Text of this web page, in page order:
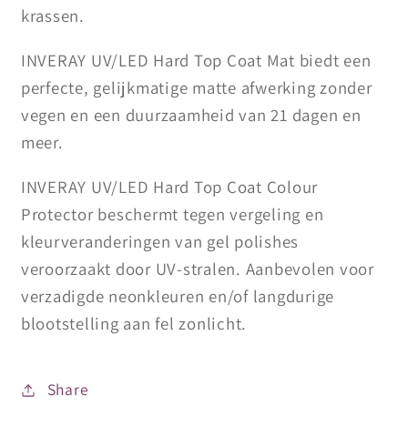
krassen.
INVERAY UV/LED Hard Top Coat Mat biedt een
perfecte, gelijkmatige matte afwerking zonder
vegen en een duurzaamheid van 21 dagen en
meer.
INVERAY UV/LED Hard Top Coat Colour
Protector beschermt tegen vergeling en
kleurveranderingen van gel polishes
veroorzaakt door UV-stralen. Aanbevolen voor
verzadigde neonkleuren en/of langdurige
blootstelling aan fel zonlicht.
Share